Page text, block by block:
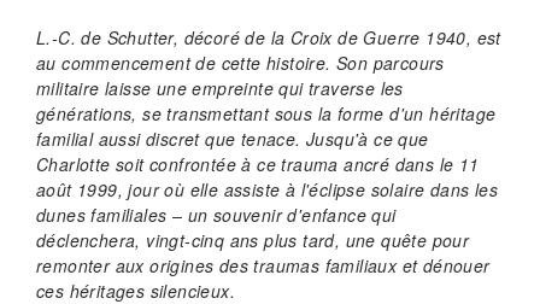
L.-C. de Schutter, décoré de la Croix de Guerre 1940, est
au commencement de cette histoire. Son parcours
militaire laisse une empreinte qui traverse les
générations, se transmettant sous la forme d'un héritage
familial aussi discret que tenace. Jusqu'à ce que
Charlotte soit confrontée à ce trauma ancré dans le 11
août 1999, jour où elle assiste à l'éclipse solaire dans les
dunes familiales – un souvenir d'enfance qui
déclenchera, vingt-cinq ans plus tard, une quête pour
remonter aux origines des traumas familiaux et dénouer
ces héritages silencieux.